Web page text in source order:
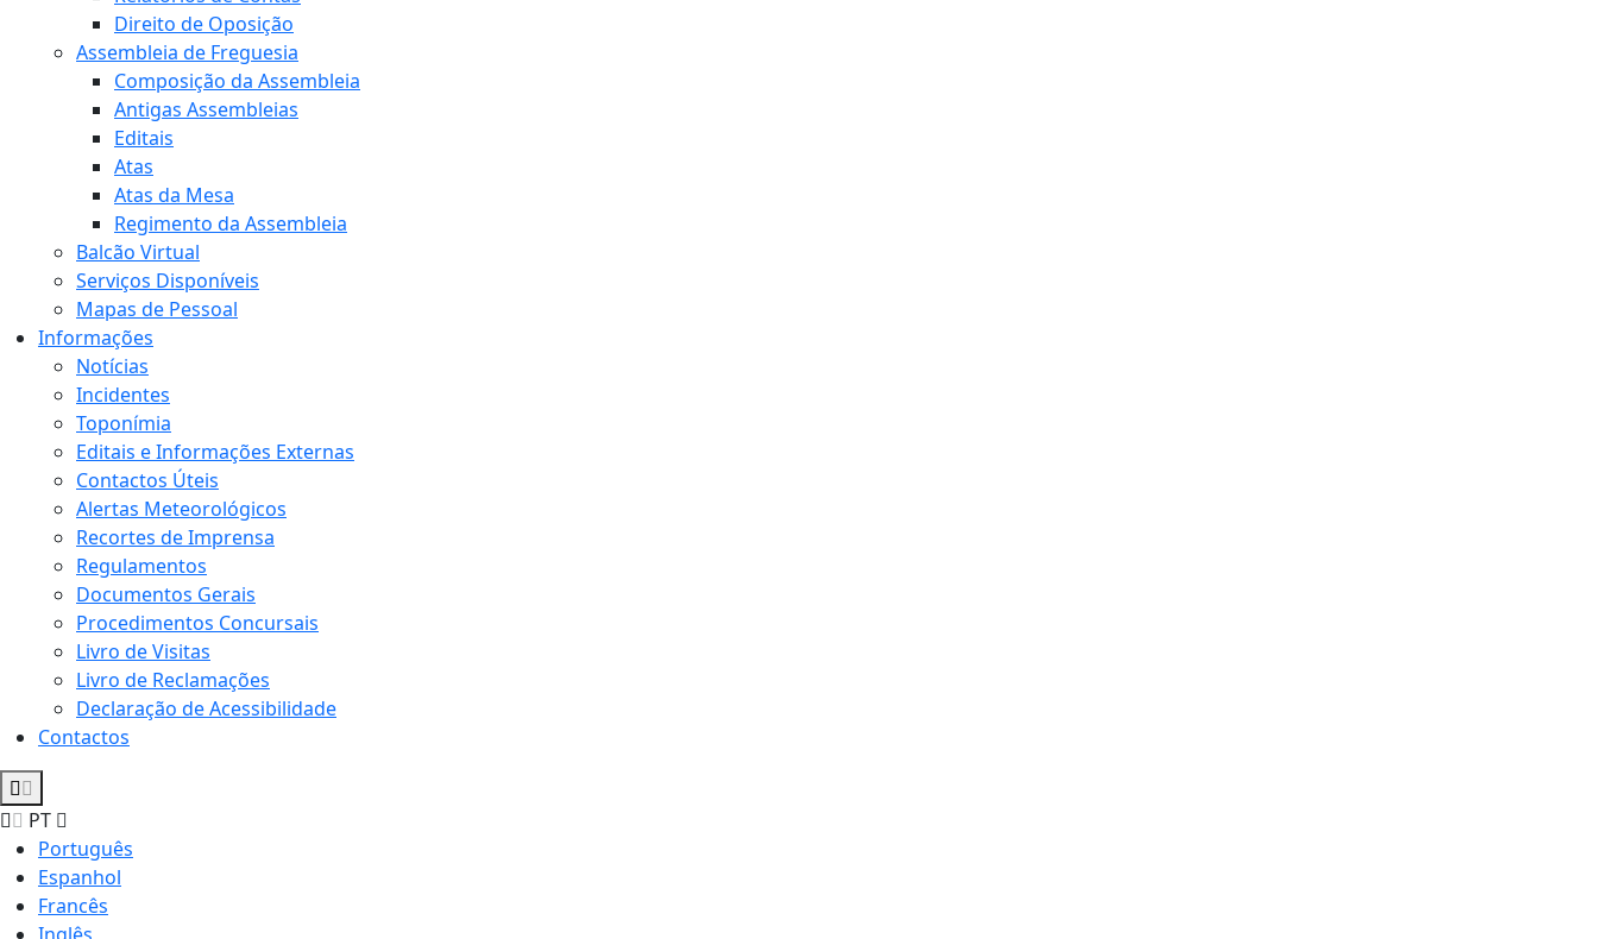
Direito de Oposição
Assembleia de Freguesia
Composição da Assembleia
Antigas Assembleias
Editais
Atas
Atas da Mesa
Regimento da Assembleia
Balcão Virtual
Serviços Disponíveis
Mapas de Pessoal
Informações
Notícias
Incidentes
Toponímia
Editais e Informações Externas
Contactos Úteis
Alertas Meteorológicos
Recortes de Imprensa
Regulamentos
Documentos Gerais
Procedimentos Concursais
Livro de Visitas
Livro de Reclamações
Declaração de Acessibilidade
Contactos
PT
Português
Espanhol
Francês